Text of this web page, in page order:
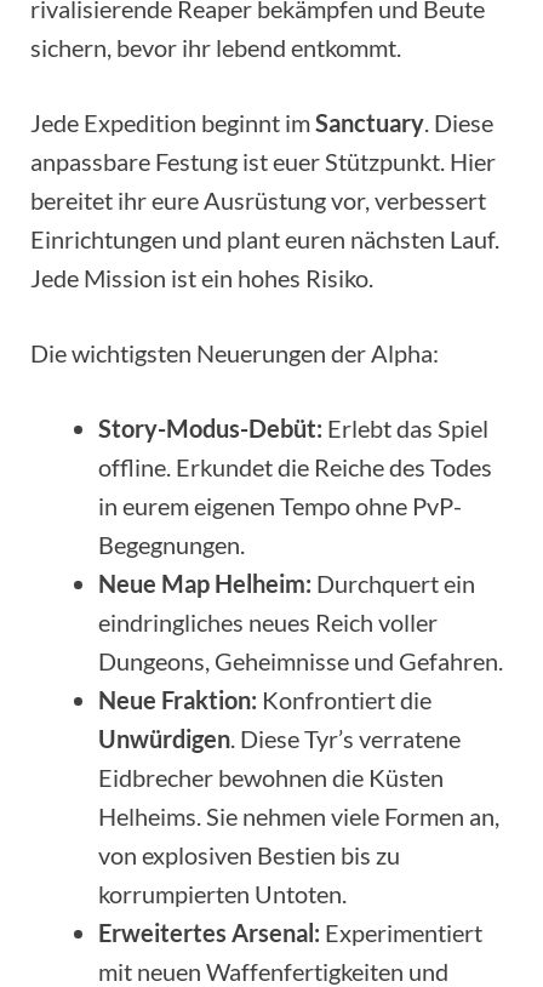
rivalisierende Reaper bekämpfen und Beute
sichern, bevor ihr lebend entkommt.
Jede Expedition beginnt imSanctuary . Diese
anpassbare Festung ist euer Stützpunkt. Hier
bereitet ihr eure Ausrüstung vor, verbessert
Einrichtungen und plant euren nächsten Lauf.
Jede Mission ist ein hohes Risiko.
Die wichtigsten Neuerungen der Alpha:
Story-Modus-Debüt: Erlebt das Spiel
offline. Erkundet die Reiche des Todes
in eurem eigenen Tempo ohne PvP-
Begegnungen.
Neue Map Helheim: Durchquert ein
eindringliches neues Reich voller
Dungeons, Geheimnisse und Gefahren.
Neue Fraktion: Konfrontiert die
Unwürdigen . Diese Tyr’s verratene
Eidbrecher bewohnen die Küsten
Helheims. Sie nehmen viele Formen an,
von explosiven Bestien bis zu
korrumpierten Untoten.
Erweitertes Arsenal: Experimentiert
mit neuen Waffenfertigkeiten und